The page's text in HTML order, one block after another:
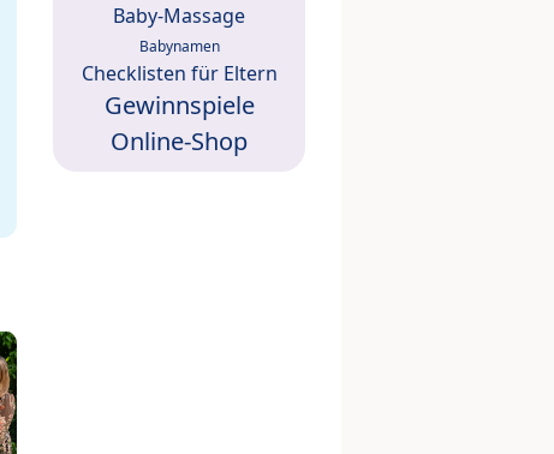
Baby-Massage
Babynamen
Checklisten für Eltern
Gewinnspiele
Online-Shop